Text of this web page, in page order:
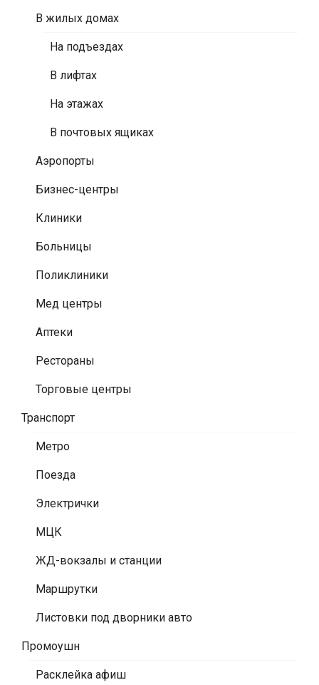
В жилых домах
На подъездах
В лифтах
На этажах
В почтовых ящиках
Аэропорты
Бизнес-центры
Клиники
Больницы
Поликлиники
Мед центры
Аптеки
Рестораны
Торговые центры
Транспорт
Метро
Поезда
Электрички
МЦК
ЖД-вокзалы и станции
Маршрутки
Листовки под дворники авто
Промоушн
Расклейка афиш